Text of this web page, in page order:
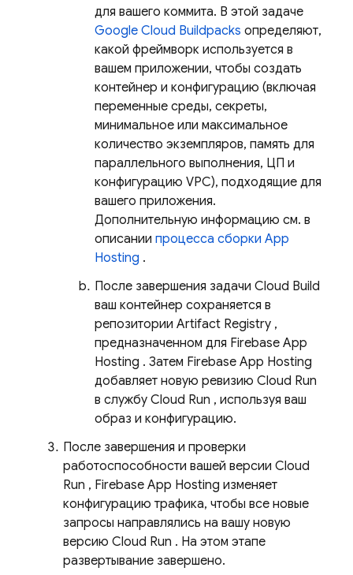
для вашего коммита. В этой задаче
Google Cloud Buildpacks определяют,
какой фреймворк используется в
вашем приложении, чтобы создать
контейнер и конфигурацию (включая
переменные среды, секреты,
минимальное или максимальное
количество экземпляров, память для
параллельного выполнения, ЦП и
конфигурацию VPC), подходящие для
вашего приложения.
Дополнительную информацию см. в
описании процесса сборки App
Hosting .
После завершения задачи Cloud Build
ваш контейнер сохраняется в
репозитории Artifact Registry ,
предназначенном для Firebase App
Hosting . Затем Firebase App Hosting
добавляет новую ревизию Cloud Run
в службу Cloud Run , используя ваш
образ и конфигурацию.
После завершения и проверки
работоспособности вашей версии Cloud
Run , Firebase App Hosting изменяет
конфигурацию трафика, чтобы все новые
запросы направлялись на вашу новую
версию Cloud Run . На этом этапе
развертывание завершено.